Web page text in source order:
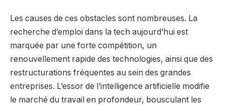
Les causes de ces obstacles sont nombreuses. La
recherche d’emploi dans la tech aujourd’hui est
marquée par une forte compétition, un
renouvellement rapide des technologies, ainsi que des
restructurations fréquentes au sein des grandes
entreprises. L’essor de l’intelligence artificielle modifie
le marché du travail en profondeur, bousculant les